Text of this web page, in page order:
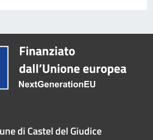
di Castel del Giudice